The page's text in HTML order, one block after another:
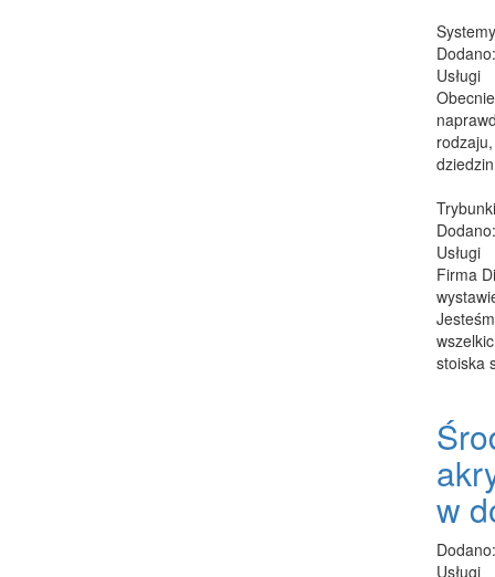
Usługi
Usługi
Firma
stoiska
w
Usługi